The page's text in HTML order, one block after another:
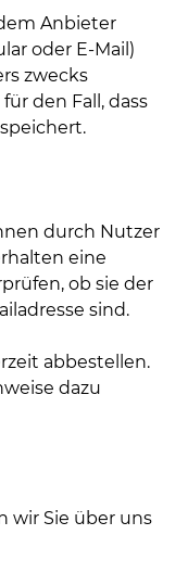
Anbieter
oder E-Mail)
zwecks
den Fall, dass
durch Nutzer
eine
ob sie der
sind.
abbestellen.
dazu
wir Sie über uns